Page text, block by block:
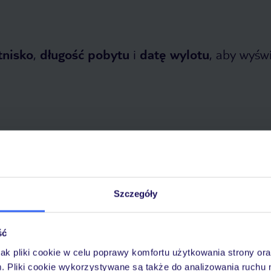
Szczegóły
pliki cookie w celu poprawy komfortu użytkowania strony
Pliki cookie wykorzystywane są także do analizowania ruchu
, długość pobytu i datę wylotu, aby
Dlaczego warto wybrać TUI?
Tylko u nas opieka na